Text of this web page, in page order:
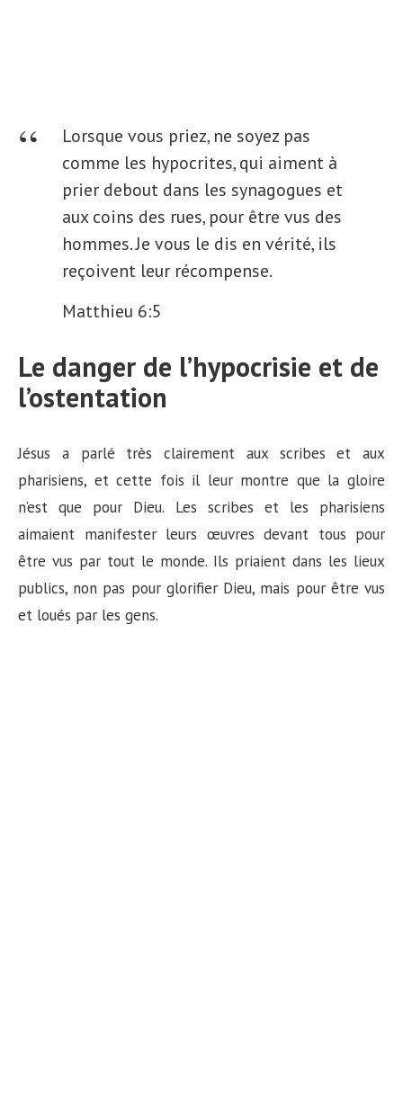
Lorsque vous priez, ne soyez pas
comme les hypocrites, qui aiment à
prier debout dans les synagogues et
aux coins des rues, pour être vus des
hommes. Je vous le dis en vérité, ils
reçoivent leur récompense.
Matthieu 6:5
Le danger de l’hypocrisie et de
l’ostentation
Jésus a parlé très clairement aux scribes et aux
pharisiens, et cette fois il leur montre que la gloire
n’est que pour Dieu. Les scribes et les pharisiens
aimaient manifester leurs œuvres devant tous pour
être vus par tout le monde. Ils priaient dans les lieux
publics, non pas pour glorifier Dieu, mais pour être vus
et loués par les gens.